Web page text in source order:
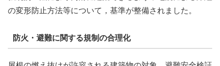
の変形防止方法等について，基準が整備されました。
防火・避難に関する規制の合理化